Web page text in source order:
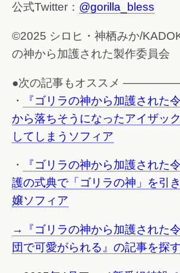
公式Twitter： @gorilla_bless
©2025 シロヒ・神栖みか/
の神から加護された製作委員会
●次の記事もオススメ
・
『ゴリラの神から加護された
から落ちそうになったアイザッ
してしまうソフィア
・
『ゴリラの神から加護された
護の式典で「ゴリラの神」を引
嬢ソフィア
→『ゴリラの神から加護された
団で可愛がられる』の記事を探す